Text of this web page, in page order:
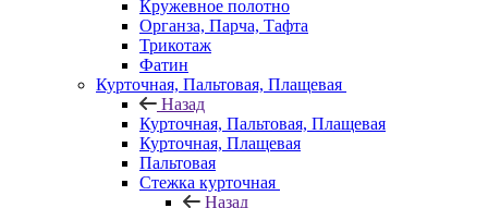
Кружевное полотно
Органза, Парча, Тафта
Трикотаж
Фатин
Курточная, Пальтовая, Плащевая
Назад
Курточная, Пальтовая, Плащевая
Курточная, Плащевая
Пальтовая
Стежка курточная
Назад